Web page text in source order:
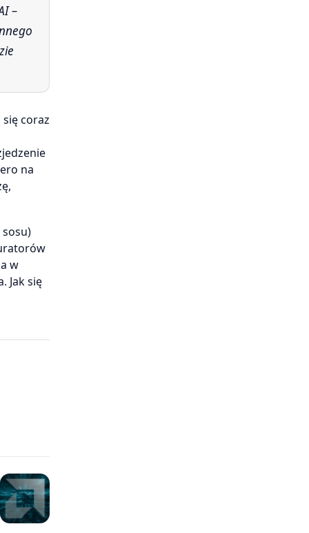
–
coraz
na
w
Jak się